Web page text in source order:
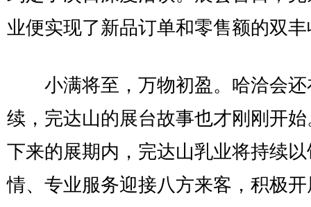
业便实现了新品订单和零售额的双
小满将至，万物初盈。哈洽会还
续，完达山的展台故事也才刚刚开
下来的展期内，完达山乳业将持续
情、专业服务迎接八方来客，积极